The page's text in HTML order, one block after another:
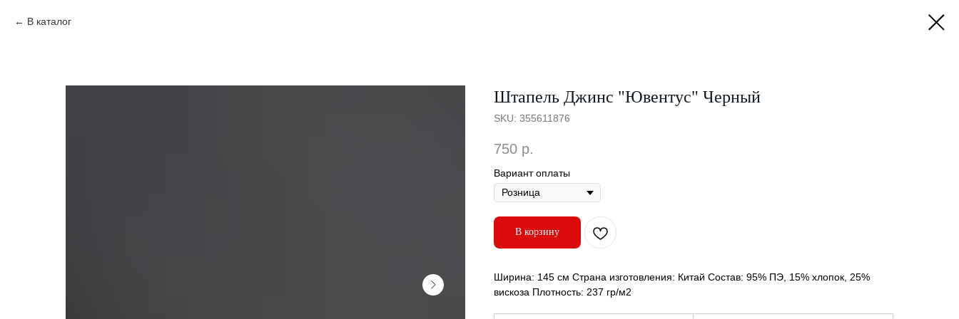
В каталог
Штапель Джинс "Ювентус" Черный
SKU: 355611876
750 р.
Вариант оплаты
В корзину
Ширина: 145 см Страна изготовления: Китай Состав: 95% ПЭ, 15% хлопок, 25%
вискоза Плотность: 237 гр/м2